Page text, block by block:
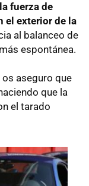
fuerza de
el exterior de la
al balanceo de
espontánea.
aseguro que
que la
el tarado